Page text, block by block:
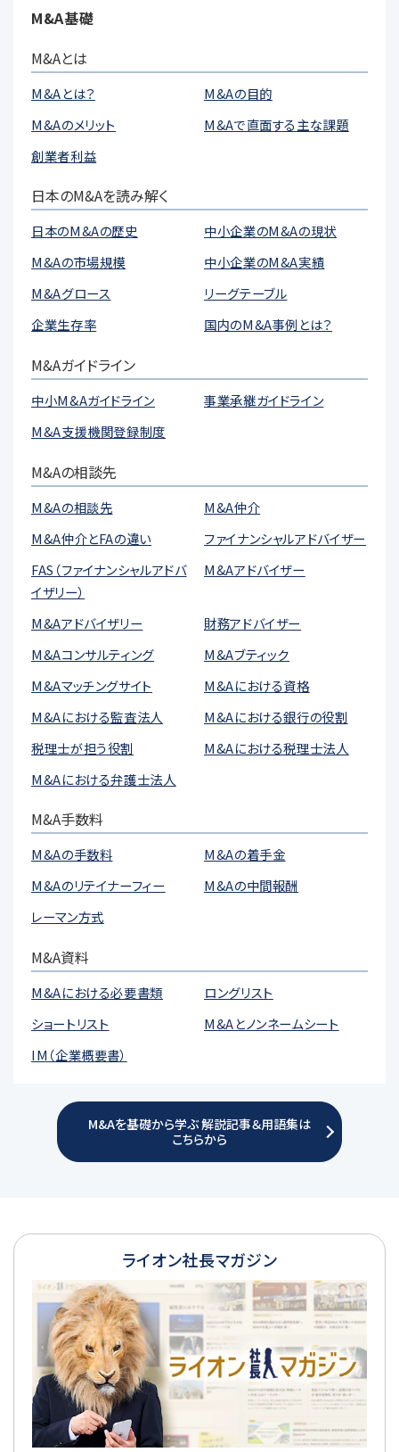
M&A基礎
M&Aとは
M&Aとは？
M&Aの目的
M&Aのメリット
M&Aで直面する主な課題
創業者利益
日本のM&Aを読み解く
日本のM&Aの歴史
中小企業のM&Aの現状
M&Aの市場規模
中小企業のM&A実績
M&Aグロース
リーグテーブル
企業生存率
国内のM&A事例とは？
M&Aガイドライン
中小M&Aガイドライン
事業承継ガイドライン
M&A支援機関登録制度
M&Aの相談先
M&Aの相談先
M&A仲介
M&A仲介とFAの違い
ファイナンシャルアドバイザー
FAS（ファイナンシャルアドバ
イザリー）
M&Aアドバイザー
M&Aアドバイザリー
財務アドバイザー
M&Aコンサルティング
M&Aブティック
M&Aマッチングサイト
M&Aにおける資格
M&Aにおける監査法人
M&Aにおける銀行の役割
税理士が担う役割
M&Aにおける税理士法人
M&Aにおける弁護士法人
M&A手数料
M&Aの手数料
M&Aの着手金
M&Aのリテイナーフィー
M&Aの中間報酬
レーマン方式
M&A資料
M&Aにおける必要書類
ロングリスト
ショートリスト
M&Aとノンネームシート
IM（企業概要書）
M&Aを基礎から学ぶ 解説記事＆用語集は
こちらから
ライオン社長マガジン